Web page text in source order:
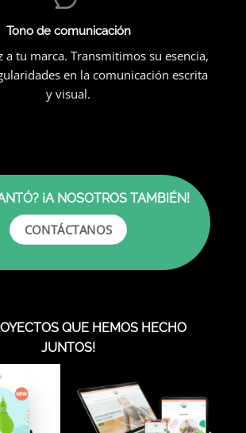
Tono de comunicación
a tu marca. Transmitimos su esencia,
en la comunicación escrita
y visual.
¡A NOSOTROS TAMBIÉN!
CONTÁCTANOS
QUE HEMOS HECHO
JUNTOS!